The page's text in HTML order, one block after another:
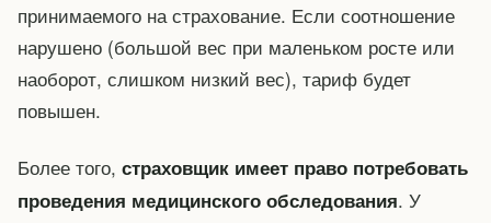
принимаемого на страхование. Если соотношение
нарушено (большой вес при маленьком росте или
наоборот, слишком низкий вес), тариф будет
повышен.
Более того, страховщик имеет право потребовать
проведения медицинского обследования. У